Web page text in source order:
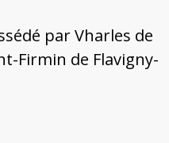
par Vharles de
Firmin de Flavigny-